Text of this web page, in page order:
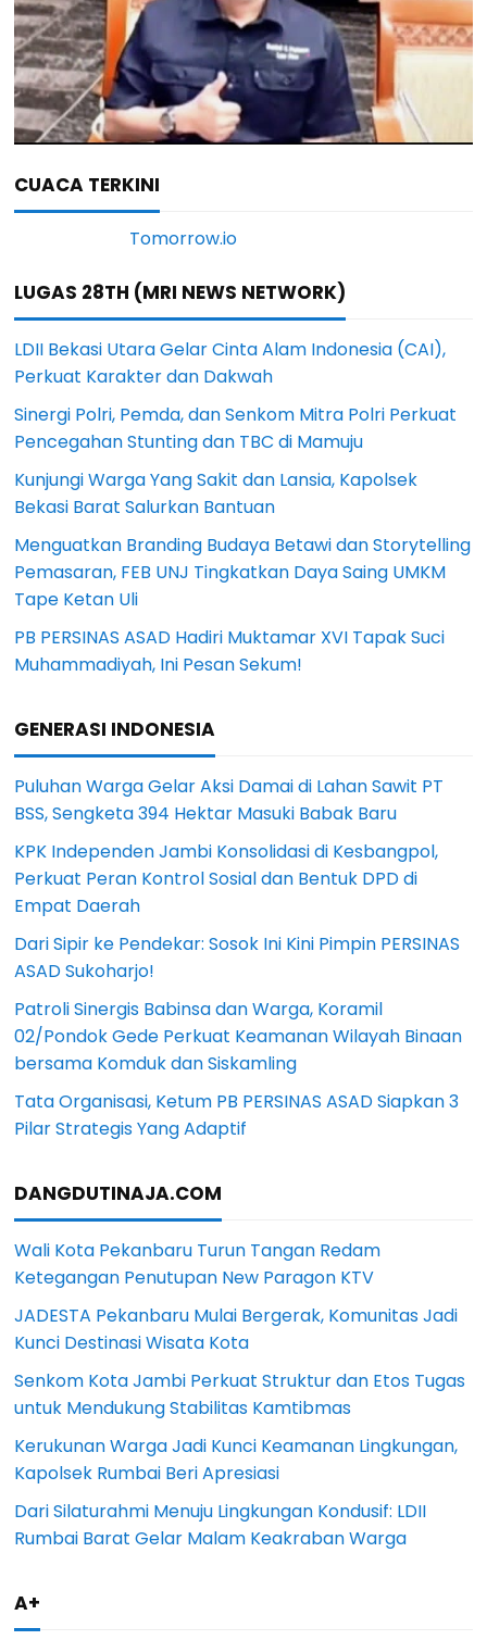
CUACA TERKINI
LUGAS 28TH (MRI NEWS NETWORK)
LDII Bekasi Utara Gelar Cinta Alam Indonesia (CAI),
Perkuat Karakter dan Dakwah
Sinergi Polri, Pemda, dan Senkom Mitra Polri Perkuat
Pencegahan Stunting dan TBC di Mamuju
Kunjungi Warga Yang Sakit dan Lansia, Kapolsek
Bekasi Barat Salurkan Bantuan
Menguatkan Branding Budaya Betawi dan Storytelling
Pemasaran, FEB UNJ Tingkatkan Daya Saing UMKM
Tape Ketan Uli
PB PERSINAS ASAD Hadiri Muktamar XVI Tapak Suci
Muhammadiyah, Ini Pesan Sekum!
GENERASI INDONESIA
Puluhan Warga Gelar Aksi Damai di Lahan Sawit PT
BSS, Sengketa 394 Hektar Masuki Babak Baru
KPK Independen Jambi Konsolidasi di Kesbangpol,
Perkuat Peran Kontrol Sosial dan Bentuk DPD di
Empat Daerah
Dari Sipir ke Pendekar: Sosok Ini Kini Pimpin PERSINAS
ASAD Sukoharjo!
Patroli Sinergis Babinsa dan Warga, Koramil
02/Pondok Gede Perkuat Keamanan Wilayah Binaan
bersama Komduk dan Siskamling
Tata Organisasi, Ketum PB PERSINAS ASAD Siapkan 3
Pilar Strategis Yang Adaptif
DANGDUTINAJA.COM
Wali Kota Pekanbaru Turun Tangan Redam
Ketegangan Penutupan New Paragon KTV
JADESTA Pekanbaru Mulai Bergerak, Komunitas Jadi
Kunci Destinasi Wisata Kota
Senkom Kota Jambi Perkuat Struktur dan Etos Tugas
untuk Mendukung Stabilitas Kamtibmas
Kerukunan Warga Jadi Kunci Keamanan Lingkungan,
Kapolsek Rumbai Beri Apresiasi
Dari Silaturahmi Menuju Lingkungan Kondusif: LDII
Rumbai Barat Gelar Malam Keakraban Warga
A+